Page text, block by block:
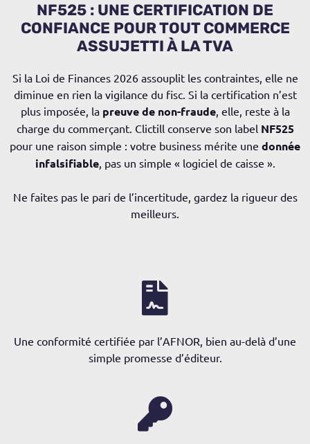
NF525 : UNE CERTIFICATION DE
CONFIANCE POUR TOUT COMMERCE
ASSUJETTI À LA TVA
Si la Loi de Finances 2026 assouplit les contraintes, elle ne
diminue en rien la vigilance du fisc. Si la certification n’est
plus imposée, la preuve de non-fraude, elle, reste à la
charge du commerçant. Clictill conserve son label NF525
pour une raison simple : votre business mérite une donnée
infalsifiable, pas un simple « logiciel de caisse ».
Ne faites pas le pari de l’incertitude, gardez la rigueur des
meilleurs.
Une conformité certifiée par l’AFNOR, bien au-delà d’une
simple promesse d’éditeur.